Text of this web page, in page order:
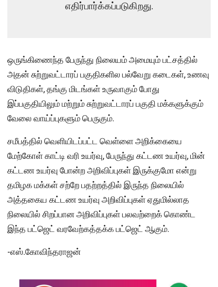
எதிர்பார்க்கப்படுகிறது.
ஒருங்கிணைந்த பேருந்து நிலையம் அமையும் பட்சத்தில்
அதன் சுற்றுவட்டாரப் பகுதிகளில பல்வேறு கடைகள், உணவு
விடுதிகள், தங்கு மிடங்கள் உருவாகும் போது
இப்பகுதியிலும் மற்றும் சுற்றுவட்டாரப் பகுதி மக்களுக்கும்
வேலை வாய்ப்புகளும் பெருகும்.
சமீபத்தில் வெளியிடப்பட்ட வெள்ளை அறிக்கையை
மேற்கோள் காட்டி வரி உயர்வு, பேருந்து கட்டண உயர்வு, மின்
கட்டண உயர்வு போன்ற அறிவிப்புகள் இருக்குமோ என்று
தமிழக மக்கள் சற்றே பதற்றத்தில் இருந்த நிலையில்
அத்தகைய கட்டண உயர்வு அறிவிப்புகள் ஏதுமில்லாத
நிலையில் சிறப்பான அறிவிப்புகள் பலவற்றைக் கொண்ட
இந்த பட்ஜெட் வரவேற்கத்தக்க பட்ஜெட் ஆகும்.
-எஸ்.கோவிந்தராஜன்